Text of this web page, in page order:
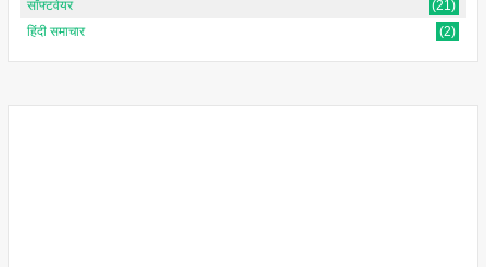
सॉफ्टवेयर
(21)
हिंदी समाचार
(2)